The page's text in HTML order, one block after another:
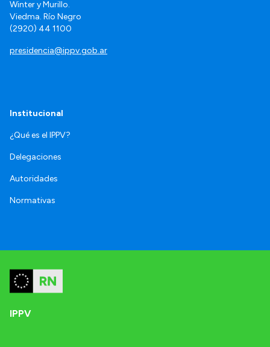
Winter y Murillo.
Viedma. Río Negro
(2920) 44 1100
presidencia@ippv.gob.ar
Institucional
¿Qué es el IPPV?
Delegaciones
Autoridades
Normativas
IPPV